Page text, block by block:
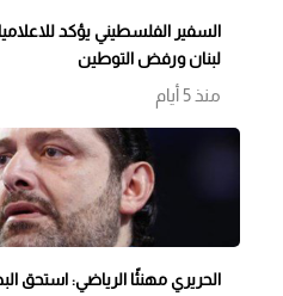
السفير الفلسطيني يؤكد
لبنان ورفض التوطين
منذ 5 أيام
الحريري مهنئًا الرياضي: استحق